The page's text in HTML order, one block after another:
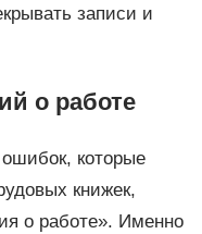
записи и
о работе
которые
книжек,
о работе». Именно